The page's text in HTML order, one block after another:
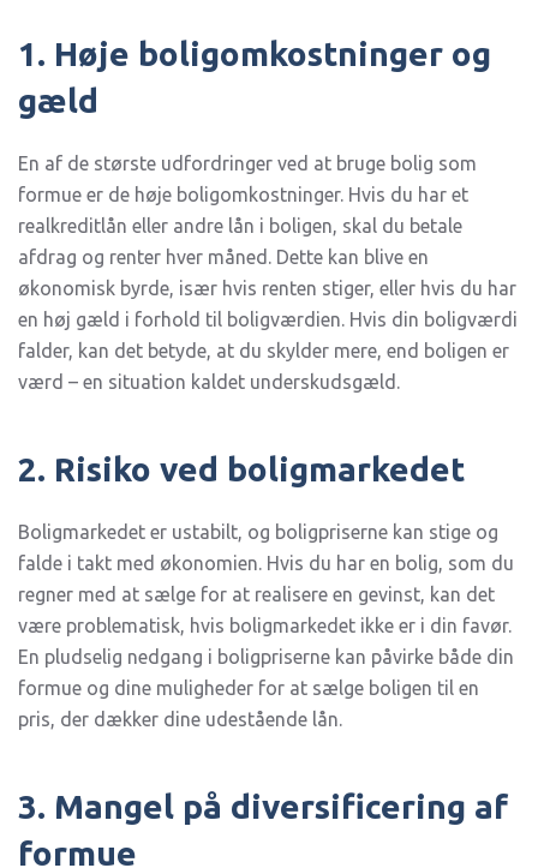
1. Høje boligomkostninger og
gæld
En af de største udfordringer ved at bruge bolig som
formue er de høje boligomkostninger. Hvis du har et
realkreditlån eller andre lån i boligen, skal du betale
afdrag og renter hver måned. Dette kan blive en
økonomisk byrde, især hvis renten stiger, eller hvis du har
en høj gæld i forhold til boligværdien. Hvis din boligværdi
falder, kan det betyde, at du skylder mere, end boligen er
værd – en situation kaldet underskudsgæld.
2. Risiko ved boligmarkedet
Boligmarkedet er ustabilt, og boligpriserne kan stige og
falde i takt med økonomien. Hvis du har en bolig, som du
regner med at sælge for at realisere en gevinst, kan det
være problematisk, hvis boligmarkedet ikke er i din favør.
En pludselig nedgang i boligpriserne kan påvirke både din
formue og dine muligheder for at sælge boligen til en
pris, der dækker dine udestående lån.
3. Mangel på diversificering af
formue